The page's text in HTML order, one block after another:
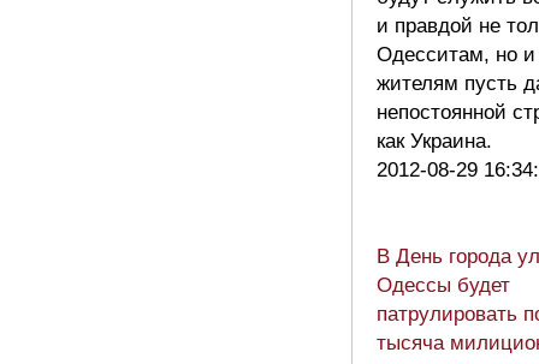
и правдой не
Одесситам, но
жителям пусть
непостоянной
как Украина.
2012-08-29
В День города
Одессы будет
патрулировать
тысяча